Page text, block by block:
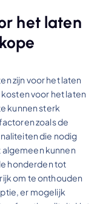
het laten
zijn voor het laten
voor het laten
kunnen sterk
zoals de
die nodig
algemeen kunnen
honderden tot
om te onthouden
er mogelijk